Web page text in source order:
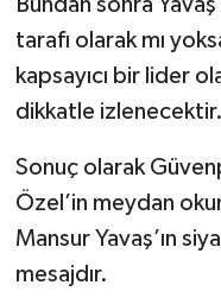
Bundan sonra
tarafı olarak mı
kapsayıcı bir lider
dikkatle izlenecektir.
Sonuç olarak
Özel’in meydan
Mansur Yavaş’ın
mesajdır.